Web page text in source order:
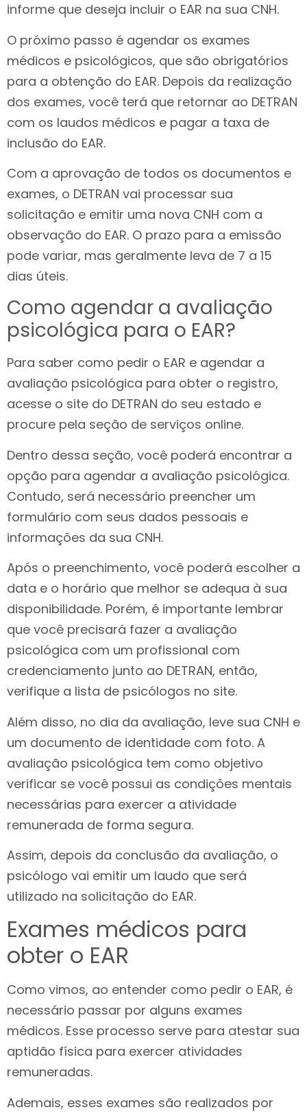
informe que deseja incluir o EAR na sua CNH.
O próximo passo é agendar os exames
médicos e psicológicos, que são obrigatórios
para a obtenção do EAR. Depois da realização
dos exames, você terá que retornar ao DETRAN
com os laudos médicos e pagar a taxa de
inclusão do EAR.
Com a aprovação de todos os documentos e
exames, o DETRAN vai processar sua
solicitação e emitir uma nova CNH com a
observação do EAR. O prazo para a emissão
pode variar, mas geralmente leva de 7 a 15
dias úteis.
Como agendar a avaliação
psicológica para o EAR?
Para saber como pedir o EAR e agendar a
avaliação psicológica para obter o registro,
acesse o site do DETRAN do seu estado e
procure pela seção de serviços online.
Dentro dessa seção, você poderá encontrar a
opção para agendar a avaliação psicológica.
Contudo, será necessário preencher um
formulário com seus dados pessoais e
informações da sua CNH.
Após o preenchimento, você poderá escolher a
data e o horário que melhor se adequa à sua
disponibilidade. Porém, é importante lembrar
que você precisará fazer a avaliação
psicológica com um profissional com
credenciamento junto ao DETRAN, então,
verifique a lista de psicólogos no site.
Além disso, no dia da avaliação, leve sua CNH e
um documento de identidade com foto. A
avaliação psicológica tem como objetivo
verificar se você possui as condições mentais
necessárias para exercer a atividade
remunerada de forma segura.
Assim, depois da conclusão da avaliação, o
psicólogo vai emitir um laudo que será
utilizado na solicitação do EAR.
Exames médicos para
obter o EAR
Como vimos, ao entender como pedir o EAR, é
necessário passar por alguns exames
médicos. Esse processo serve para atestar sua
aptidão física para exercer atividades
remuneradas.
Ademais, esses exames são realizados por